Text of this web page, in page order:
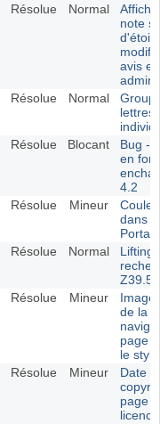
Résolue Normal
note
avis en
Résolue Normal
lettres
Résolue Blocant
Bug -
en
4.2
Résolue Mineur
dans
Portail
Résolue Normal
Lifting
Z39.50
Résolue Mineur
Image
de la
page
le
Résolue Mineur
Date
page
licence